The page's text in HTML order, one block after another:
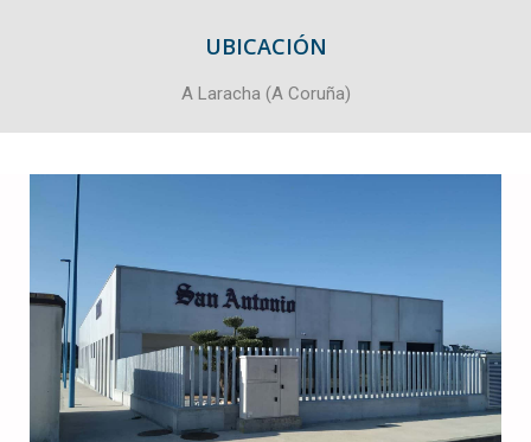
UBICACIÓN
A Laracha (A Coruña)